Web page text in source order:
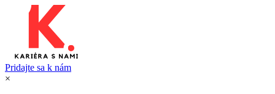
Pridajte sa k nám
×